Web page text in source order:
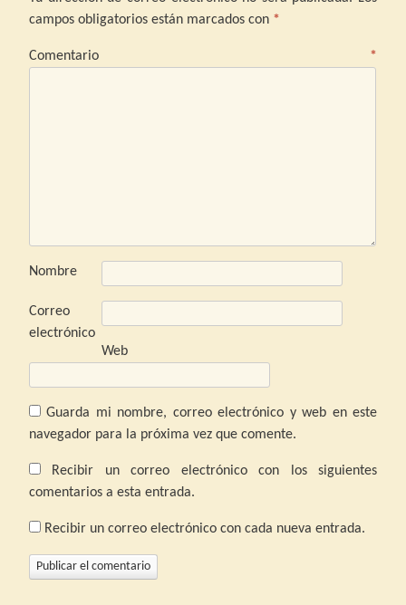
campos obligatorios están marcados con *
Comentario *
Nombre
Correo
electrónico
Web
Guarda mi nombre, correo electrónico y web en este
navegador para la próxima vez que comente.
Recibir un correo electrónico con los siguientes
comentarios a esta entrada.
Recibir un correo electrónico con cada nueva entrada.